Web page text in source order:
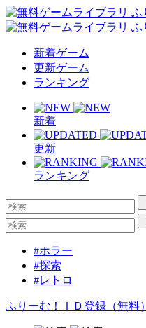
新着ゲーム
更新ゲーム
ランキング
新着
更新
ランキング
#ホラー
#探索
#レトロ
ふりーむ！ＩＤ登録（無料）